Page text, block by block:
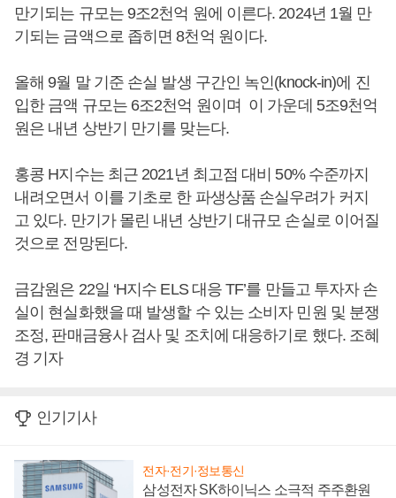
만기되는 규모는 9조2천억 원에 이른다. 2024년 1월 만
기되는 금액으로 좁히면 8천억 원이다.
올해 9월 말 기준 손실 발생 구간인 녹인(knock-in)에 진
입한 금액 규모는 6조2천억 원이며 이 가운데 5조9천억
원은 내년 상반기 만기를 맞는다.
홍콩 H지수는 최근 2021년 최고점 대비 50% 수준까지
내려오면서 이를 기초로 한 파생상품 손실우려가 커지
고 있다. 만기가 몰린 내년 상반기 대규모 손실로 이어질
것으로 전망된다.
금감원은 22일 ‘H지수 ELS 대응 TF’를 만들고 투자자 손
실이 현실화했을 때 발생할 수 있는 소비자 민원 및 분쟁
조정, 판매금융사 검사 및 조치에 대응하기로 했다. 조혜
경 기자
인기기사
전자·전기·정보통신
삼성전자 SK하이닉스 소극적 주주환원